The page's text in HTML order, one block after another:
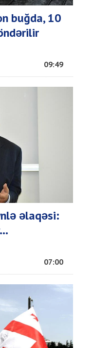
buğda, 10
09:49
əlaqəsi:
07:00